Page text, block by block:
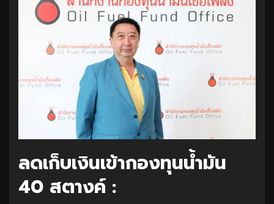
ลดเก็บเงินเข้ากองทุนน้ำมัน
40 สตางค์ :